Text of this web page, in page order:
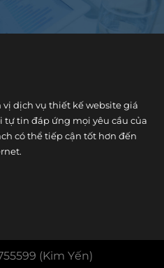
vị dịch vụ thiết kế website giá
tin đáp ứng mọi yêu cầu của
có thể tiếp cận tốt hơn đến
(Kim Yến)